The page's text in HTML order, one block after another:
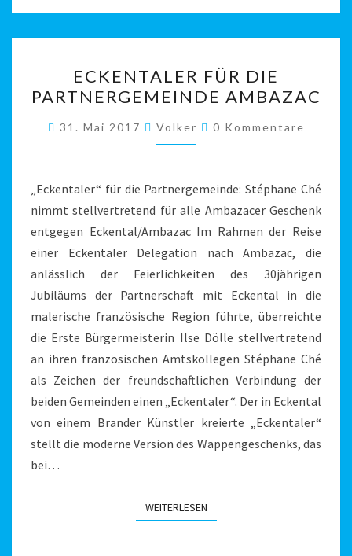
FÜR
DIE
PARTNERGEMEINDE
AMBAZAC
ECKENTALER FÜR DIE
PARTNERGEMEINDE AMBAZAC
31. Mai 2017 Volker Kommentare
0 Kommentare
„Eckentaler“ für die Partnergemeinde: Stéphane Ché
nimmt stellvertretend für alle Ambazacer Geschenk
entgegen Eckental/Ambazac Im Rahmen der Reise
einer Eckentaler Delegation nach Ambazac, die
anlässlich der Feierlichkeiten des 30jährigen
Jubiläums der Partnerschaft mit Eckental in die
malerische französische Region führte, überreichte
die Erste Bürgermeisterin Ilse Dölle stellvertretend
an ihren französischen Amtskollegen Stéphane Ché
als Zeichen der freundschaftlichen Verbindung der
beiden Gemeinden einen „Eckentaler“. Der in Eckental
von einem Brander Künstler kreierte „Eckentaler“
stellt die moderne Version des Wappengeschenks, das
bei…
WEITERLESENWEITERLESEN